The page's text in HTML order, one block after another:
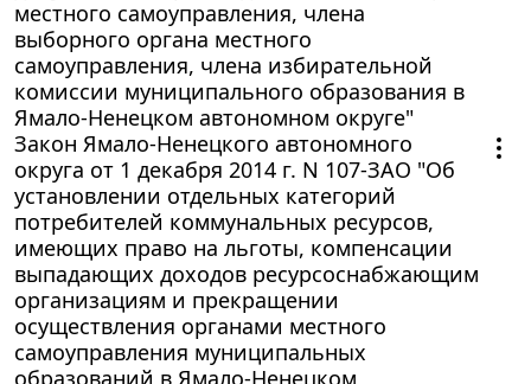
местного самоуправления, члена
выборного органа местного
самоуправления, члена избирательной
комиссии муниципального образования в
Ямало-Ненецком автономном округе"
Закон Ямало-Ненецкого автономного
округа от 1 декабря 2014 г. N 107-ЗАО "Об
установлении отдельных категорий
потребителей коммунальных ресурсов,
имеющих право на льготы, компенсации
выпадающих доходов ресурсоснабжающим
организациям и прекращении
осуществления органами местного
самоуправления муниципальных
образований в Ямало-Ненецком